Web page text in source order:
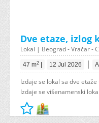
Dve etaze, izlog
Lokal | Beograd - Vračar -
47 m2 12 Jul 2026 |
Izdaje se lokal sa dve
Izdaje se višenamenski